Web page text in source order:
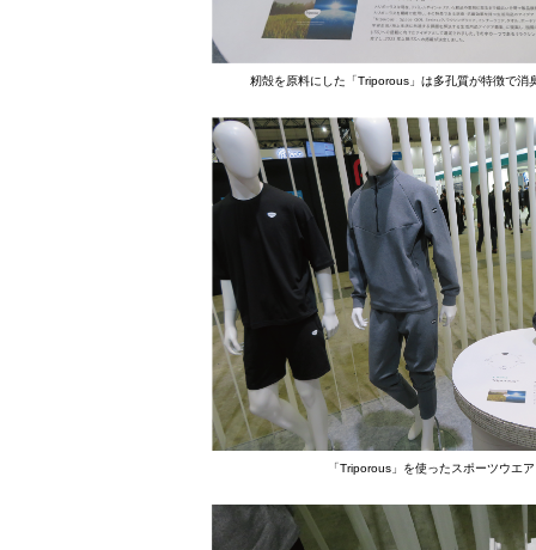
籾殻を原料にした「Triporous」は多孔質が特徴で消
「Triporous」を使ったスポーツウエア